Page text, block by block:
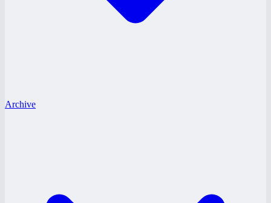
Archive